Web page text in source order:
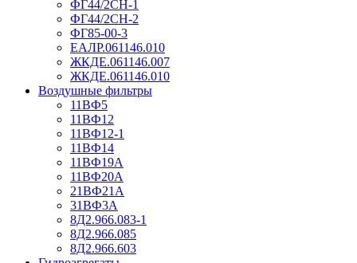
ФГ44/2СН-1
ФГ44/2СН-2
ФГ85-00-3
ЕАЛР.061146.010
ЖКДЕ.061146.007
ЖКДЕ.061146.010
Воздушные фильтры
11ВФ5
11ВФ12
11ВФ12-1
11ВФ14
11ВФ19А
11ВФ20А
21ВФ21А
31ВФ3А
8Д2.966.083-1
8Д2.966.085
8Д2.966.603